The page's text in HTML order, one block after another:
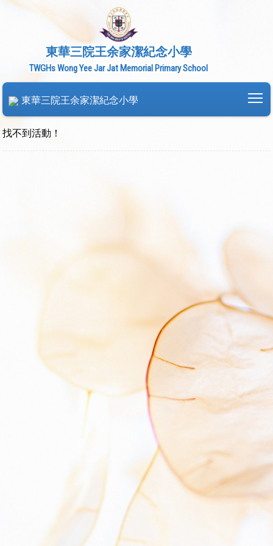
東華三院王余家潔紀念小學
TWGHs Wong Yee Jar Jat Memorial Primary School
東華三院王余家潔紀念小學
找不到活動！